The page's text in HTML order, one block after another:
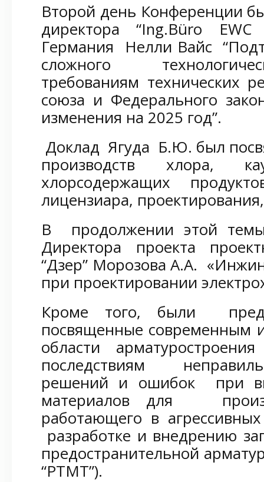
Второй день Конференции
директора “Ing.Büro
Германия Нелли Вайс
сложного
требованиям технических
союза и Федерального
изменения на 2025 год”.
Доклад Ягуда Б.Ю. был
производств хлора,
хлорсодержащих
лицензиара,
В продолжении этой
Директора проекта
“Дзер” Морозова А.А.
при проектировании
Кроме того, были
посвященные
области
последствиям
решений и ошибок при
материалов для
работающего в
разработке и внедрению
предостранительной
“РТМТ”).